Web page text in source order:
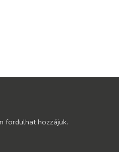
fordulhat hozzájuk.